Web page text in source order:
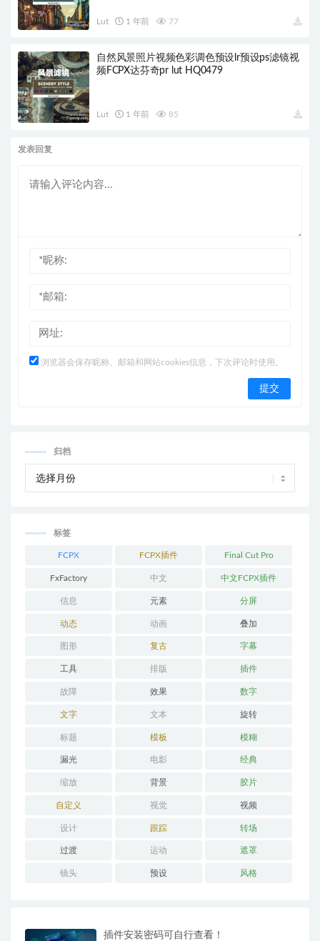
Lut 1 年前 77
自然风景照片视频色彩调色预设lr预设ps滤镜视
频FCPX达芬奇pr lut HQ0479
Lut 1 年前 85
发表回复
浏览器会保存昵称、邮箱和网站cookies信息，下次评论时使用。
归档
标签
FCPX FCPX插件 Final Cut Pro
FxFactory 中文 中文FCPX插件
信息 元素 分屏
动态 动画 叠加
图形 复古 字幕
工具 排版 插件
故障 效果 数字
文字 文本 旋转
标题 模板 模糊
漏光 电影 经典
缩放 背景 胶片
自定义 视觉 视频
设计 跟踪 转场
过渡 运动 遮罩
镜头 预设 风格
插件安装密码可自行查看！